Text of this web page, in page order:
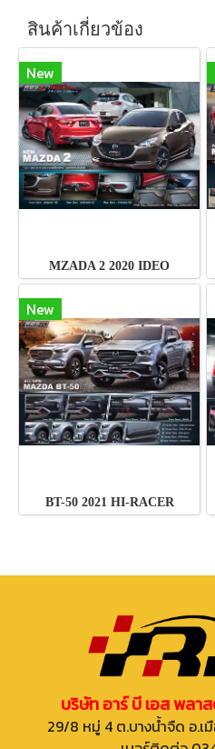
สินค้าเกี่ยวข้อง
New
MZADA 2 2020 IDEO
New
BT-50 2021 HI-RACER
บริษัท อาร์ บี เอส พลา
29/8 หมู่ 4 ต.บางน้ำจืด อ.เ